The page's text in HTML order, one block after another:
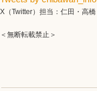
X（Twitter）担当：仁田・高橋
＜無断転載禁止＞